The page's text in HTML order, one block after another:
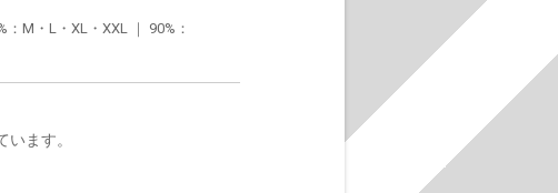
M・L・XL・XXL ｜ 90%：
ます。